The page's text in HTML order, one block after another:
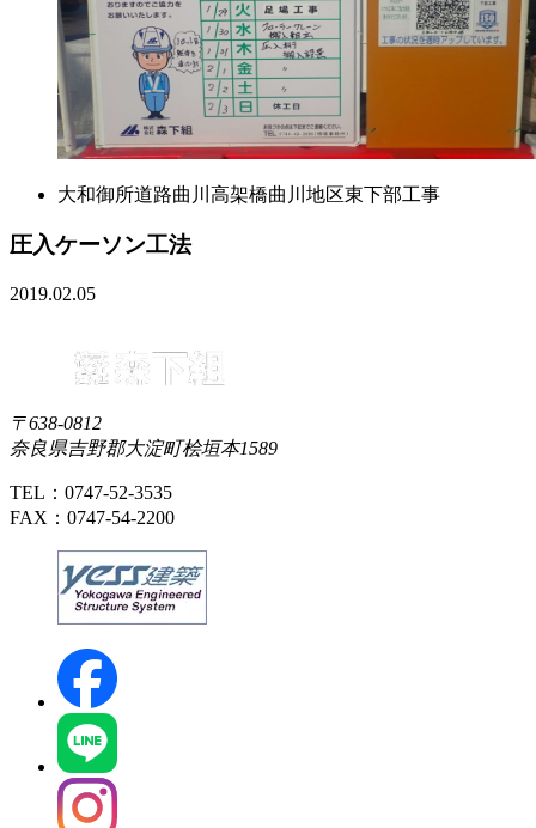
大和御所道路曲川高架橋曲川地区東下部工事
圧入ケーソン工法
2019.02.05
〒638-0812
奈良県吉野郡大淀町桧垣本1589
TEL：0747-52-3535
FAX：0747-54-2200